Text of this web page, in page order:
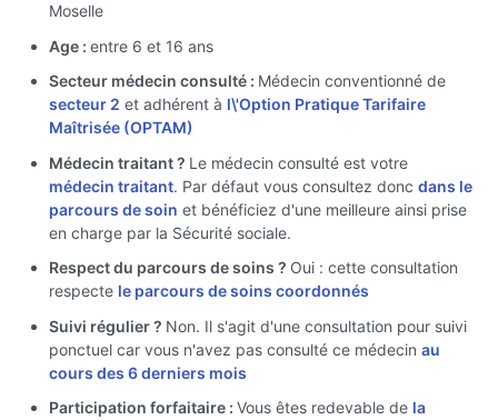
Moselle
Age : entre 6 et 16 ans
Secteur médecin consulté : Médecin conventionné de
secteur 2 et adhérent à l\'Option Pratique Tarifaire
Maîtrisée (OPTAM)
Médecin traitant ? Le médecin consulté est votre
médecin traitant. Par défaut vous consultez donc dans le
parcours de soin et bénéficiez d'une meilleure ainsi prise
en charge par la Sécurité sociale.
Respect du parcours de soins ? Oui : cette consultation
respecte le parcours de soins coordonnés
Suivi régulier ? Non. Il s'agit d'une consultation pour suivi
ponctuel car vous n'avez pas consulté ce médecin au
cours des 6 derniers mois
Participation forfaitaire : Vous êtes redevable de la